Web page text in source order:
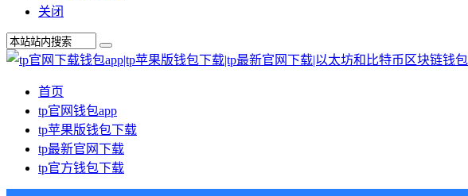
关闭
首页
tp官网钱包app
tp苹果版钱包下载
tp最新官网下载
tp官方钱包下载